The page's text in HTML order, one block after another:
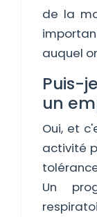
de la
auquel
Puis-
un
Oui, et
activité
Un